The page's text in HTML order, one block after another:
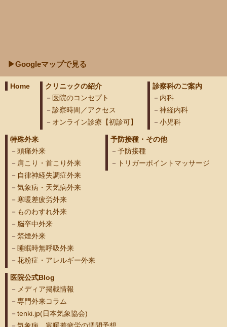
▶Googleマップで見る
Home
クリニックの紹介
医院のコンセプト
診察時間／アクセス
オンライン診療【初診可】
診察科のご案内
内科
神経内科
小児科
特殊外来
頭痛外来
肩こり・首こり外来
自律神経失調症外来
気象病・天気病外来
寒暖差疲労外来
ものわすれ外来
脳卒中外来
禁煙外来
睡眠時無呼吸外来
花粉症・アレルギー外来
予防接種・その他
予防接種
トリガーポイントマッサージ
医院公式Blog
メディア掲載情報
専門外来コラム
tenki.jp(日本気象協会)